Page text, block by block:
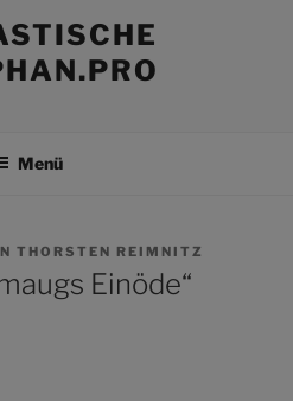
Menü
THORSTEN REIMNITZ
Einöde“